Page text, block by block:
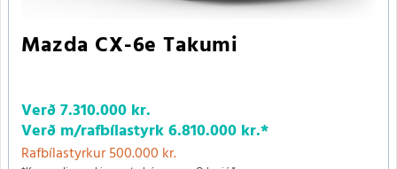
Mazda CX-6e Takumi
Verð7.310.000 kr.
Verð m/rafbílastyrk6.810.000 kr.*
Rafbílastyrkur 500.000 kr.